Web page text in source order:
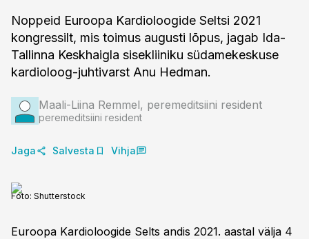
Noppeid Euroopa Kardioloogide Seltsi 2021
kongressilt, mis toimus augusti lõpus, jagab Ida-
Tallinna Keskhaigla sisekliiniku südamekeskuse
kardioloog-juhtivarst Anu Hedman.
Maali-Liina Remmel, peremeditsiini resident
peremeditsiini resident
Jaga Salvesta Vihja
Foto: Shutterstock
Euroopa Kardioloogide Selts andis 2021. aastal välja 4